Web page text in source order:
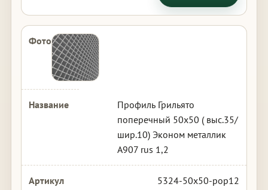
Профиль Грильято
поперечный 50х50 ( выс.35/
шир.10) Эконом металлик
А907 rus 1,2
5324-50x50-pop12